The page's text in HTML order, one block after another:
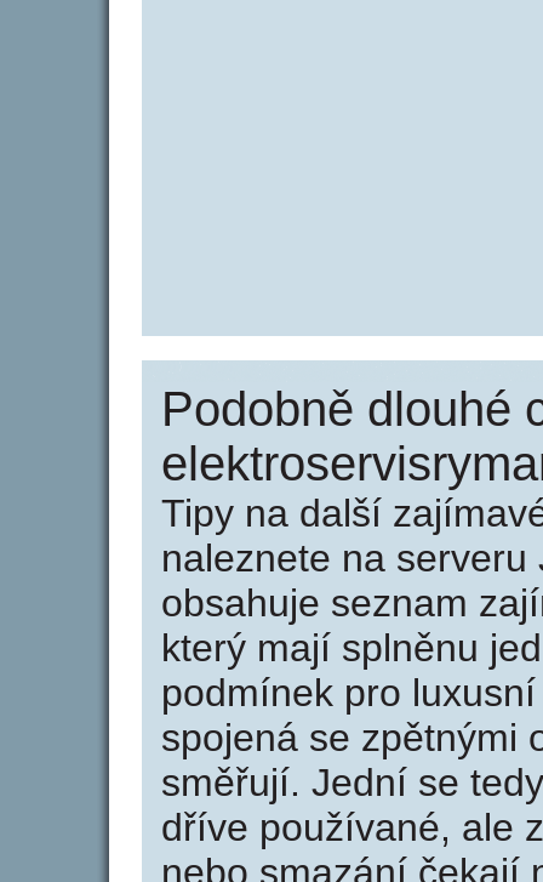
Podobně dlouhé
Tipy na další
naleznete na serveru
obsahuje seznam
který mají splněnu
podmínek pro
spojená se zpětnými
směřují. Jední se
dříve používané, ale
nebo smazání čekají